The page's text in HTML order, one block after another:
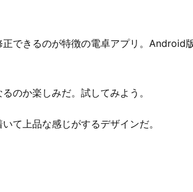
できるのが特徴の電卓アプリ。Android
のか楽しみだ。試してみよう。
て上品な感じがするデザインだ。